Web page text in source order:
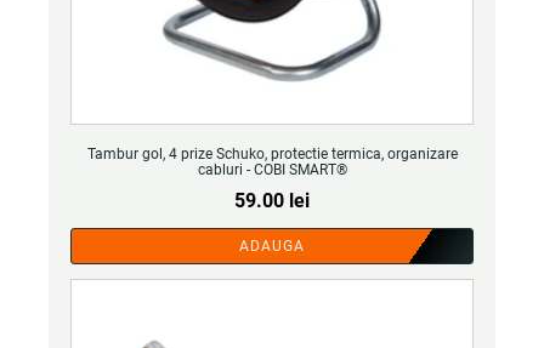
Tambur gol, 4 prize Schuko, protectie termica, organizare
cabluri - COBI SMART®
59.00 lei
ADAUGA